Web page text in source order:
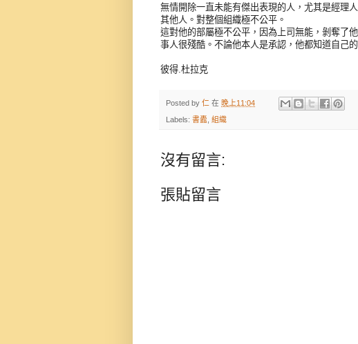
無情開除一直未能有傑出表現的人，尤其是經理
其他人。對整個組織極不公平。
這對他的部屬極不公平，因為上司無能，剝奪了
事人很殘酷。不論他本人是承認，他都知道自己
彼得.杜拉克
Posted by 仁 在 晚上11:04
Labels: 書蠹 組織
沒有留言:
張貼留言